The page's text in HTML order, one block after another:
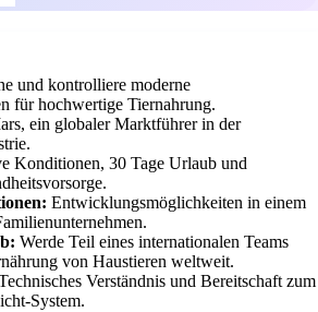
und kontrolliere moderne
für hochwertige Tiernahrung.
ein globaler Marktführer in der
Konditionen, 30 Tage Urlaub und
Entwicklungsmöglichkeiten in einem
Werde Teil eines internationalen Teams
von Haustieren weltweit.
Verständnis und Bereitschaft zum
System.